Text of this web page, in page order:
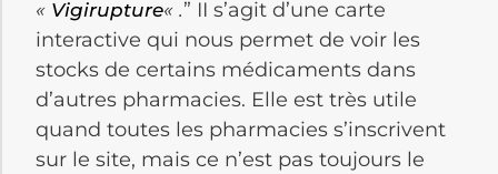
« Vigirupture« .” II s’agit d’une carte
interactive qui nous permet de voir les
stocks de certains médicaments dans
d’autres pharmacies. Elle est très utile
quand toutes les pharmacies s’inscrivent
sur le site, mais ce n’est pas toujours le